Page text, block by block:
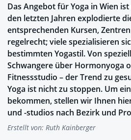
Das Angebot für Yoga in Wien
den letzten Jahren explodierte
entsprechenden Kursen,
regelrecht; viele spezialisieren
bestimmten Yogastil. Von
Schwangere über Hormonyoga
Fitnessstudio – der Trend zu
Yoga ist nicht zu stoppen. Um
bekommen, stellen wir Ihnen
und -studios nach Bezirk und
Erstellt von: Ruth Kainberger